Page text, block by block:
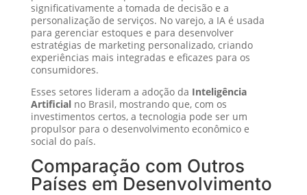
significativamente a tomada de decisão e a
personalização de serviços. No varejo, a IA é usada
para gerenciar estoques e para desenvolver
estratégias de marketing personalizado, criando
experiências mais integradas e eficazes para os
consumidores.
Esses setores lideram a adoção da Inteligência
Artificialno Brasil, mostrando que, com os
investimentos certos, a tecnologia pode ser um
propulsor para o desenvolvimento econômico e
social do país.
Comparação com Outros
Países em Desenvolvimento